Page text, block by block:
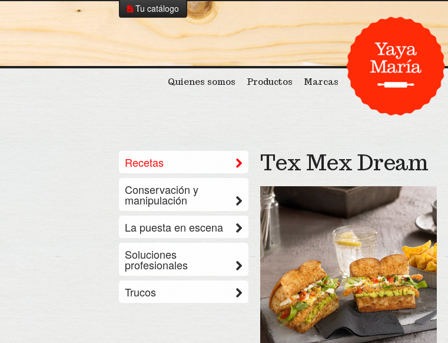
Tu catálogo
Borrar todo
Tu catálogo
Quienes somos Productos Marcas
Tex Mex Dream
Recetas
Conservación y
manipulación
La puesta en escena
Soluciones
profesionales
Trucos